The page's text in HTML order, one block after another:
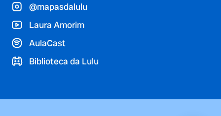
@mapasdalulu
Laura Amorim
AulaCast
Biblioteca da Lulu